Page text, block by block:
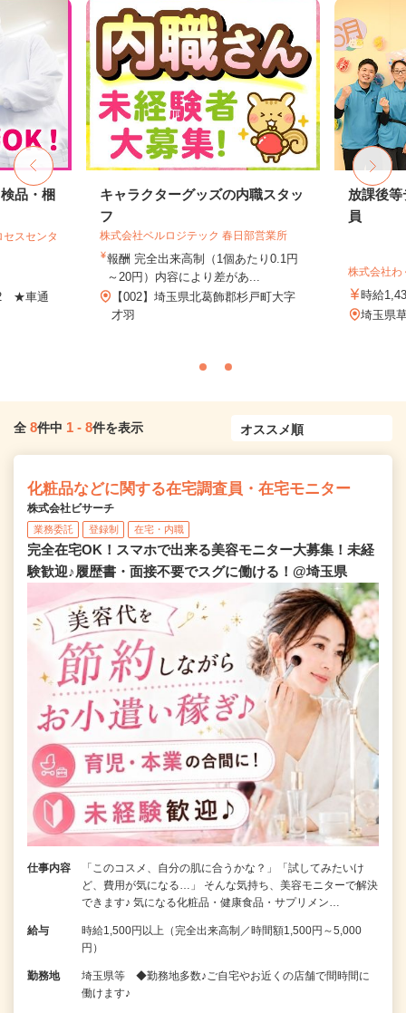
品・梱
スセンタ
2 ★車通
キャラクターグッズの内職スタッ
フ
株式会社ベルロジテック 春日部営業所
報酬 完全出来高制（1個あたり0.1円
～20円）内容により差があ...
【002】埼玉県北葛飾郡杉戸町大字
才羽
放課後等
員
株式会社わ
時給
埼玉県
全 8件中 1 - 8件を表示
化粧品などに関する在宅調査員・在宅モニター
株式会社ビサーチ
業務委託 登録制 在宅・内職
完全在宅OK！スマホで出来る美容モニター大募集！未経
験歓迎♪履歴書・面接不要でスグに働ける！@埼玉県
仕事内容
「このコスメ、自分の肌に合うかな？」「試してみたいけ
ど、費用が気になる…」 そんな気持ち、美容モニターで解決
できます♪ 気になる化粧品・健康食品・サプリメン…
給与
時給1,500円以上（完全出来高制／時間額1,500円～5,000
円）
勤務地
埼玉県等 ◆勤務地多数♪ご自宅やお近くの店舗で間時間に
働けます♪